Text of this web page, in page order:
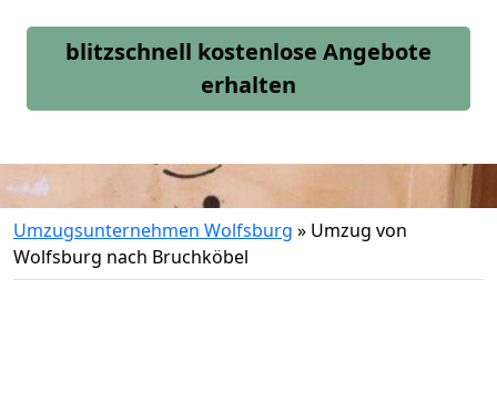
blitzschnell kostenlose Angebote
erhalten
Umzugsunternehmen Wolfsburg » Umzug von
Wolfsburg nach Bruchköbel